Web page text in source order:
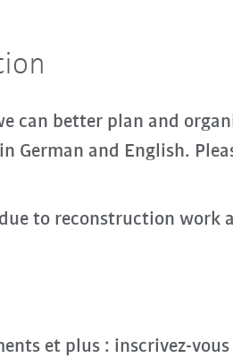
can better plan and
German and English.
to reconstruction
et plus : inscrivez-